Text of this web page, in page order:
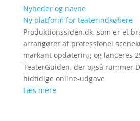
Nyheder og navne
Ny platform for teaterindkøbere
Produktionssiden.dk, som er et
arrangører af professionel
markant opdatering og lanceres
TeaterGuiden, der også rummer
hidtidige online-udgave
Læs mere